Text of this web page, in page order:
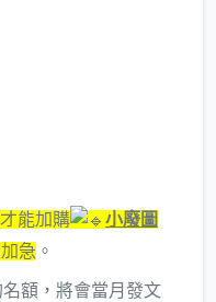
能加購
小廢圖
急 。
額，將會當月發文